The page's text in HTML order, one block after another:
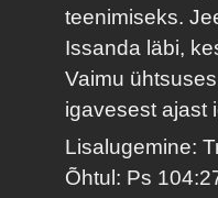
teenimiseks.
Issanda läbi,
Vaimu
igavesest ajast
Lisalugemine:
Õhtul: Ps